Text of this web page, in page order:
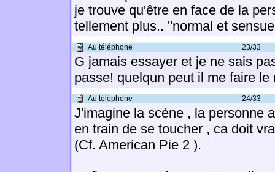
je trouve qu'être en face de la
tellement plus.. ''normal et
Au téléphone 23/33
G jamais essayer et je ne sais
passe! quelqun peut il me faire le
Au téléphone 24/33
J'imagine la scène , la personne
en train de se toucher , ca doit
(Cf. American Pie 2 ).